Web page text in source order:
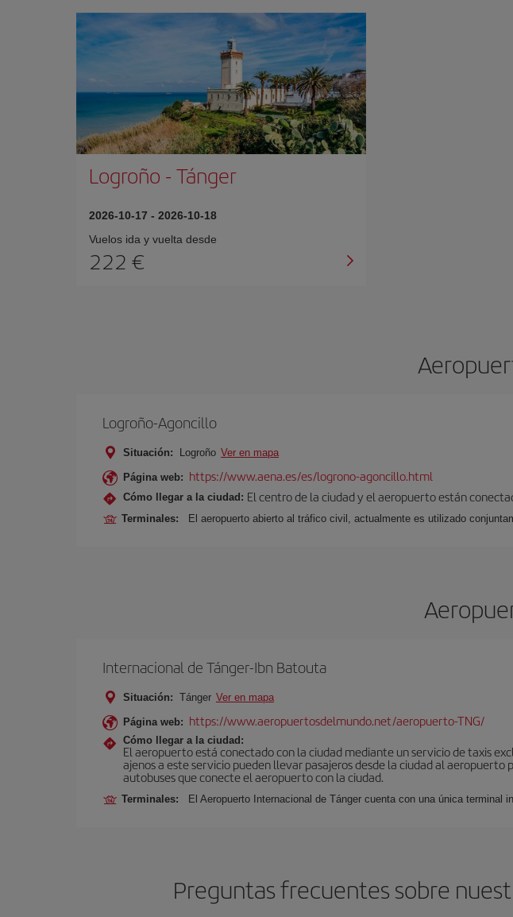
Logroño -Tánger
2026-10-17 - 2026-10-18
Vuelos ida y vuelta desde
222 €
Logroño-Agoncillo
Situación: Logroño Ver en mapa
Página web: https://www.aena.es/es/logrono-agoncillo.html
Cómo llegar a la ciudad: El centro de la ciudad y el aeropuerto están
Terminales: El aeropuerto abierto al tráfico civil, actualmente es utilizado
Internacional de Tánger-Ibn Batouta
Situación: Tánger Ver en mapa
Página web: https://www.aeropuertosdelmundo.net/aeropuerto-TNG/
Cómo llegar a la ciudad:
El aeropuerto está conectado con la ciudad mediante un servicio de taxis
ajenos a este servicio pueden llevar pasajeros desde la ciudad al
autobuses que conecte el aeropuerto con la ciudad.
Terminales: El Aeropuerto Internacional de Tánger cuenta con una única terminal
Preguntas frecuentes sobre